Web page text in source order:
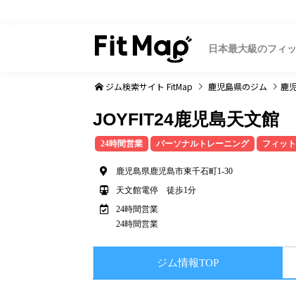
日本最大級のフィ
ジム検索サイト FitMap 鹿児島県のジム 鹿
JOYFIT24鹿児島天文館
24時間営業 パーソナルトレーニング フィッ
鹿児島県鹿児島市東千石町1-30
天文館電停 徒歩1分
24時間営業
24時間営業
ジム情報TOP